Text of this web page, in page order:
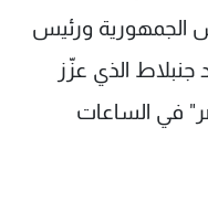
الجمهورية ورئيس
جنبلاط الذي عزّز
في الساعات